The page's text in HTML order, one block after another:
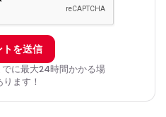
トを送信
に最大24時間かかる場
ます！